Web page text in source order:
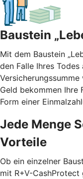
Baustein
Mit dem Baustein
den Falle Ihres
Geld bekommen Ihre
Form einer
Jede Menge
Vorteile
Ob ein einzelner
mit R+V-CashProtect